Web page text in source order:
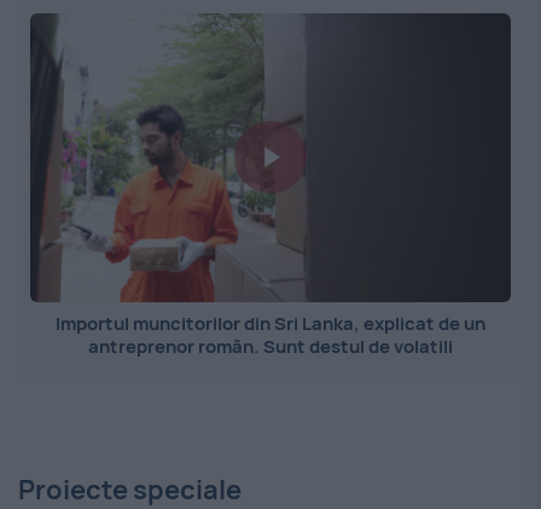
Importul muncitorilor din Sri Lanka, explicat de un
antreprenor român. Sunt destul de volatili
Proiecte speciale